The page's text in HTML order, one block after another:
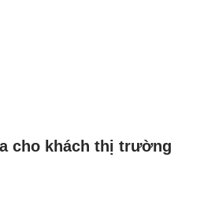
cho khách thị trường